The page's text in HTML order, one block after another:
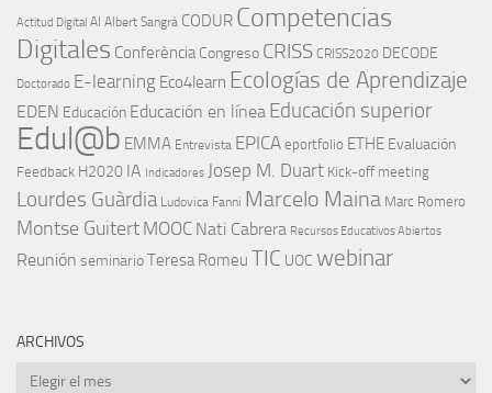
Actitud Digital AI Albert Sangrà CODUR Competencias
Digitales Conferència Congreso CRISS CRISS2020 DECODE
Doctorado E-learning Eco4learn Ecologías de Aprendizaje
EDEN Educación Educación en línea Educación superior
Edul@b EMMA Entrevista EPICA eportfolio ETHE Evaluación
Feedback H2020 IA Indicadores Josep M. Duart Kick-off meeting
Lourdes Guàrdia Ludovica Fanni Marcelo Maina Marc Romero
Montse Guitert MOOC Nati Cabrera Recursos Educativos Abiertos
Reunión seminarioTeresa Romeu TIC UOC webinar
ARCHIVOS
Archivos